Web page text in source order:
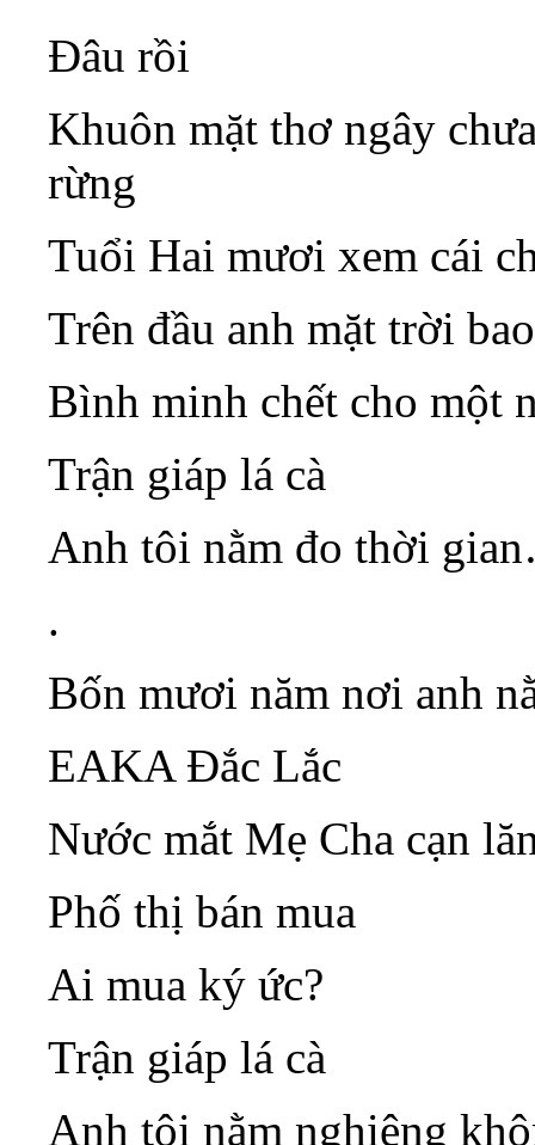
Đâu rồi
Khuôn mặt thơ ngây
rừng
Tuổi Hai mươi xem cái
Trên đầu anh mặt trời
Bình minh chết cho một
Trận giáp lá cà
Anh tôi nằm đo thời
.
Bốn mươi năm nơi anh
EAKA Đắc Lắc
Nước mắt Mẹ Cha cạn
Phố thị bán mua
Ai mua ký ức?
Trận giáp lá cà
Anh tôi nằm nghiêng